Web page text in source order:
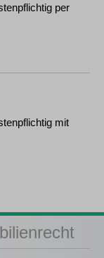
per
mit